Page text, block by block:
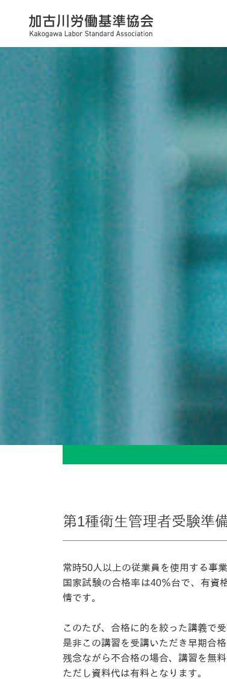
第1種衛生管理者受験準
常時50人以上の従業員を使用する事
国家試験の合格率は40％台で、有資
情です。
このたび、合格に的を絞った講義で
是非この講習を受講いただき早期合
残念ながら不合格の場合、講習を無
ただし資料代は有料となります。